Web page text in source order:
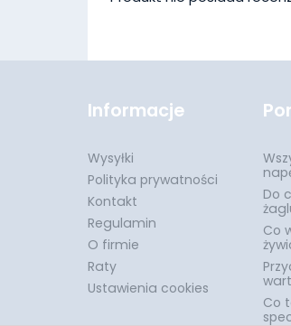
Informacje
Wysyłki
Polityka prywatności
Kontakt
Regulamin
O firmie
Raty
Ustawienia cookies
Do
Co
Co